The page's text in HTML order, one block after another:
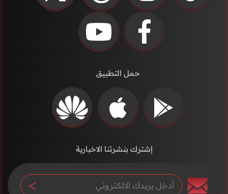
حمل التطبيق
إشترك بنشرتنا الاخبارية